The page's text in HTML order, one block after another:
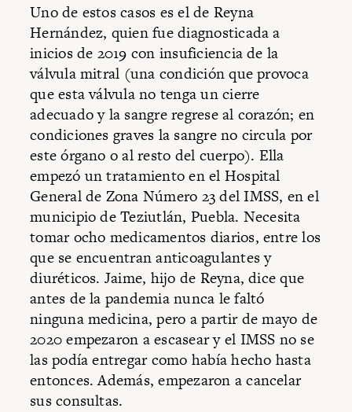
Uno de estos casos es el de Reyna
Hernández, quien fue diagnosticada a
inicios de 2019 con insuficiencia de la
válvula mitral (una condición que provoca
que esta válvula no tenga un cierre
adecuado y la sangre regrese al corazón; en
condiciones graves la sangre no circula por
este órgano o al resto del cuerpo). Ella
empezó un tratamiento en el Hospital
General de Zona Número 23 del IMSS, en el
municipio de Teziutlán, Puebla. Necesita
tomar ocho medicamentos diarios, entre los
que se encuentran anticoagulantes y
diuréticos. Jaime, hijo de Reyna, dice que
antes de la pandemia nunca le faltó
ninguna medicina, pero a partir de mayo de
2020 empezaron a escasear y el IMSS no se
las podía entregar como había hecho hasta
entonces. Además, empezaron a cancelar
sus consultas.